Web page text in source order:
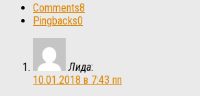
Comments8
Pingbacks0
Лида:
10.01.2018 в 7:43 пп